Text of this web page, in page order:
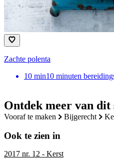
Ontdek meer van dit
vooraf te maken bijgerecht
Ook te zien in
2017 nr. 12 - Kerst
Zachte polenta
10 min10 minuten